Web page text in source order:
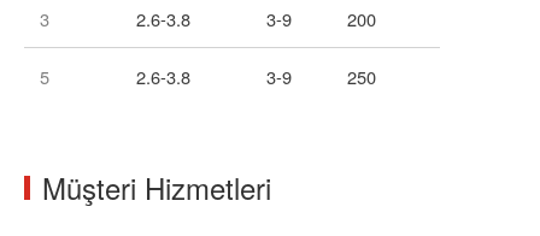
3 2.6-3.8 3-9 200
5 2.6-3.8 3-9 250
Müşteri Hizmetleri